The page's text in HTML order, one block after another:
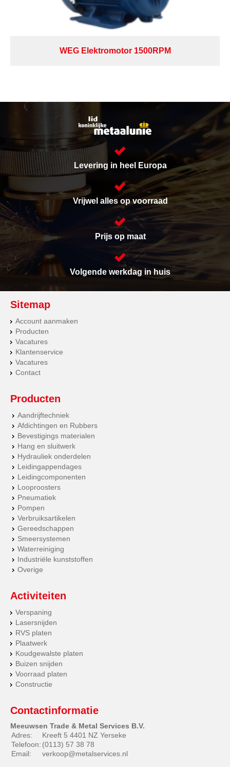
WEG Elektromotor 1500RPM
Levering in heel Europa
Vrijwel alles op voorraad
Prijs op maat
Volgende werkdag in huis
Sitemap
Account aanmaken
Producten
Vacatures
Klantenservice
Vacatures
Contact
Producten
Aandrijftechniek
Afdichtingen en Rubbers
Bevestigings materialen
Hang en sluitwerk
Hydrauliek onderdelen
Leidingappendages
Leidingcomponenten
Looproosters
Pneumatiek
Pompen
Verbruiksartikelen
Gereedschappen
Smeersystemen
Waterreiniging
Industriële kunststoffen
Overige
Activiteiten
Verspaning
Lasersnijden
RVS platen
Plaatwerk
Koudgewalste platen
Buizen snijden
Voorraad platen
Constructie
Contactinformatie
Meeuwsen Trade & Metal Services B.V.
Adres:
Kreeft 5 4401 NZ Yerseke
Telefoon: (0113) 57 38 78
Email:
verkoop@metalservices.nl